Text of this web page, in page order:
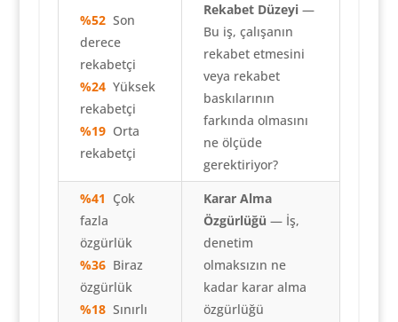
%52 Son
derece
rekabetçi
%24 Yüksek
rekabetçi
%19 Orta
rekabetçi
Rekabet Düzeyi—
Bu iş, çalışanın
rekabet etmesini
veya rekabet
baskılarının
farkında olmasını
ne ölçüde
gerektiriyor?
%41 Çok
fazla
özgürlük
%36Biraz
özgürlük
%18 Sınırlı
Karar Alma
Özgürlüğü — İş,
denetim
olmaksızın ne
kadar karar alma
özgürlüğü